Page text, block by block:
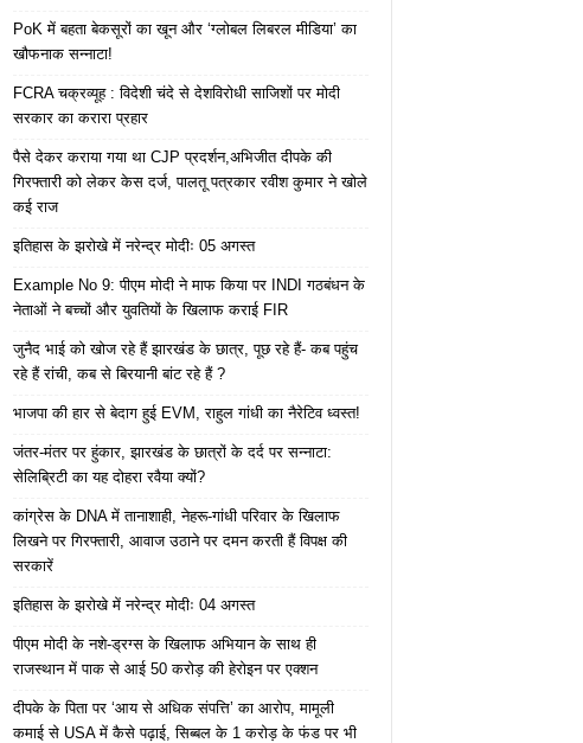
PoK में बहता बेकसूरों का खून और ‘ग्लोबल लिबरल मीडिया’ का
खौफनाक सन्नाटा!
FCRA चक्रव्यूह : विदेशी चंदे से देशविरोधी साजिशों पर मोदी
सरकार का करारा प्रहार
पैसे देकर कराया गया था CJP प्रदर्शन,अभिजीत दीपके की
गिरफ्तारी को लेकर केस दर्ज, पालतू पत्रकार रवीश कुमार ने खोले
कई राज
इतिहास के झरोखे में नरेन्द्र मोदीः 05 अगस्त
Example No 9: पीएम मोदी ने माफ किया पर INDI गठबंधन के
नेताओं ने बच्चों और युवतियों के खिलाफ कराई FIR
जुनैद भाई को खोज रहे हैं झारखंड के छात्र, पूछ रहे हैं- कब पहुंच
रहे हैं रांची, कब से बिरयानी बांट रहे हैं ?
भाजपा की हार से बेदाग हुई EVM, राहुल गांधी का नैरेटिव ध्वस्त!
जंतर-मंतर पर हुंकार, झारखंड के छात्रों के दर्द पर सन्नाटा:
सेलिब्रिटी का यह दोहरा रवैया क्यों?
कांग्रेस के DNA में तानाशाही, नेहरू-गांधी परिवार के खिलाफ
लिखने पर गिरफ्तारी, आवाज उठाने पर दमन करती हैं विपक्ष की
सरकारें
इतिहास के झरोखे में नरेन्द्र मोदीः 04 अगस्त
पीएम मोदी के नशे-ड्रग्स के खिलाफ अभियान के साथ ही
राजस्थान में पाक से आई 50 करोड़ की हेरोइन पर एक्शन
दीपके के पिता पर ‘आय से अधिक संपत्ति’ का आरोप, मामूली
कमाई से USA में कैसे पढ़ाई, सिब्बल के 1 करोड़ के फंड पर भी